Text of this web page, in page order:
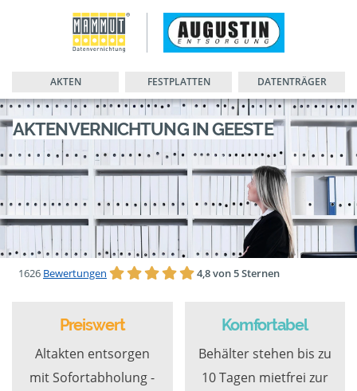
AKTEN FESTPLATTEN DATENTRÄGER
AKTENVERNICHTUNG IN GEESTE
1626 Bewertungen 4,8 von 5 Sternen
Preiswert
Altakten entsorgen
mit Sofortabholung -
Komfortabel
Behälter stehen bis zu
10 Tagen mietfrei zur